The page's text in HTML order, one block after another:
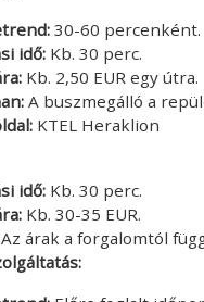
30-60 percenként.
idő: Kb. 30 perc.
Kb. 2,50 EUR egy útra.
A buszmegálló a
KTEL Heraklion
idő: Kb. 30 perc.
Kb. 30-35 EUR.
Az árak a forgalomtól